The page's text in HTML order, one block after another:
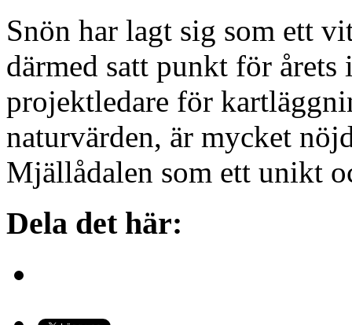
Snön har lagt sig som ett
därmed satt punkt för
projektledare för
naturvärden, är mycket
Mjällådalen som ett unikt
Dela det här: